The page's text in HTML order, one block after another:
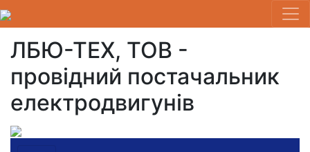
ЛБЮ-ТЕХ, ТОВ -
провідний постачальник
електродвигунів